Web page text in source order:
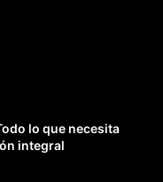
lo que necesita
integral